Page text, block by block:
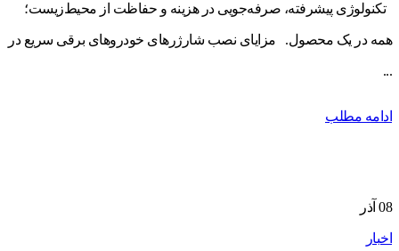
تکنولوژی پیشرفته، صرفه‌جویی در هزینه و حفاظت از محیط‌زیست؛
همه در یک محصول. مزایای نصب شارژرهای خودروهای برقی سریع در
...
ادامه مطلب
08 آذر
اخبار